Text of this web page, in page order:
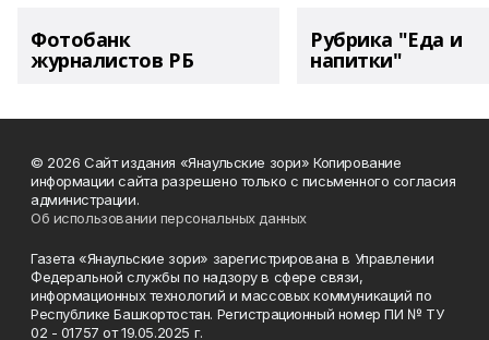
Фотобанк
журналистов РБ
Рубрика "Еда и
напитки"
© 2026 Сайт издания «Янаульские зори» Копирование
информации сайта разрешено только с письменного согласия
администрации.
Об использовании персональных данных
Газета «Янаульские зори» зарегистрирована в Управлении
Федеральной службы по надзору в сфере связи,
информационных технологий и массовых коммуникаций по
Республике Башкортостан. Регистрационный номер ПИ № ТУ
02 - 01757 от 19.05.2025 г.